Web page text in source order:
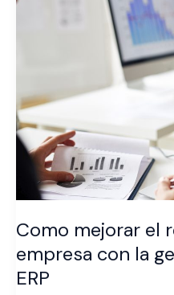
Como mejorar el
empresa con la
ERP
mejorar
empresa
con
la
gestión
procesos
ERP